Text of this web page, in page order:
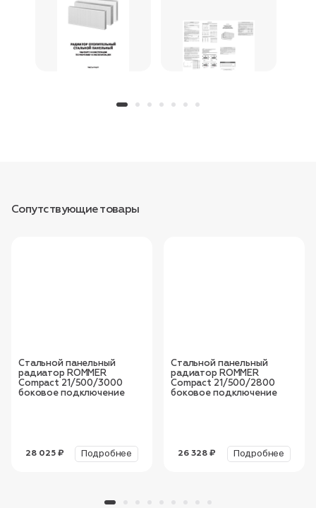
Сопутствующие товары
Стальной панельный
радиатор ROMMER
Compact 21/500/3000
боковое подключение
28 025 ₽ Подробнее
Стальной панельный
радиатор ROMMER
Compact 21/500/2800
боковое подключение
26 328 ₽ Подробнее